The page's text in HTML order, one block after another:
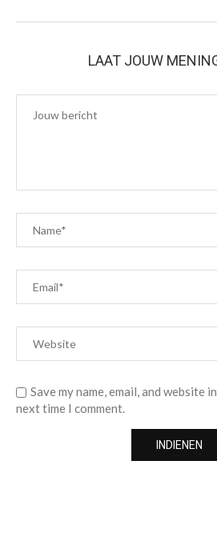
LAAT JOUW
Save my name, email, and website
next time I comment.